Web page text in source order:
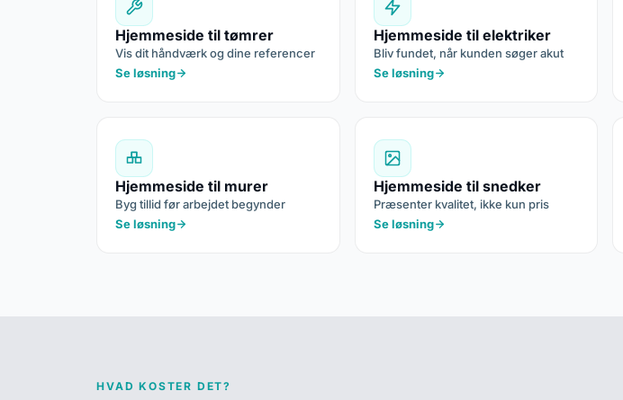
Hjemmeside til tømrer
Vis dit håndværk og dine referencer
Se løsning
Hjemmeside til elektriker
Bliv fundet, når kunden søger akut
Se løsning
Hjemmeside til murer
Byg tillid før arbejdet begynder
Se løsning
Hjemmeside til snedker
Præsenter kvalitet, ikke kun pris
Se løsning
HVAD KOSTER DET?